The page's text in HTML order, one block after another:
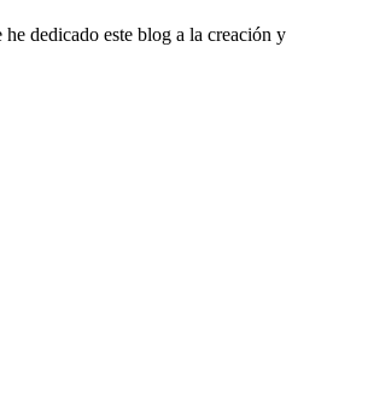
dedicado este blog a la creación y